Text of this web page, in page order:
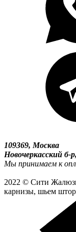
109369, Москва
Новочеркасский б-
Мы принимаем к
2022 © Сити
карнизы, шьем